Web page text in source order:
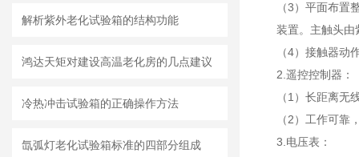
解析紫外老化试验箱的结构功能
鸿达天矩对建设高温老化房的几点建议
冷热冲击试验箱的正确操作方法
氙弧灯老化试验箱标准的四部分组成
（3）平面布
装置。主触头由
（4）接触器动
2.遥控控制器：
（1）长距离无
（2）工作可靠
3.电压表：